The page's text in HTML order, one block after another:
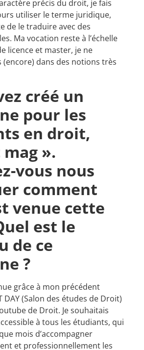
précis du droit, je fais
utiliser le terme juridique,
de le traduire avec des
Ma vocation reste à l’échelle
licence et master, je ne
(encore) dans des notions très
créé un
pour les
en droit,
».
vous nous
comment
venue cette
est le
de ce
?
grâce à mon précédent
DAY (Salon des études de Droit)
de Droit. Je souhaitais
à tous les étudiants, qui
mois d’accompagner
et professionnellement les